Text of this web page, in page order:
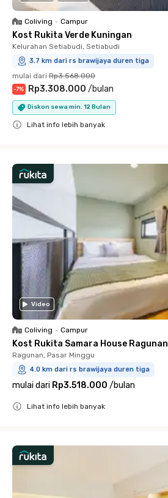
Coliving • Campur
Kost Rukita Verde Kuningan
Kelurahan Setiabudi, Setiabudi
3.7 km dari rs brawijaya duren tiga
mulai dari Rp3.568.000
-7% Rp3.308.000 /bulan
Diskon sewa min. 12 Bulan
Lihat info lebih banyak
Video
Coliving • Campur
Kost Rukita Samara House Ragunan
Ragunan, Pasar Minggu
4.0 km dari rs brawijaya duren tiga
mulai dari Rp3.518.000 /bulan
Lihat info lebih banyak